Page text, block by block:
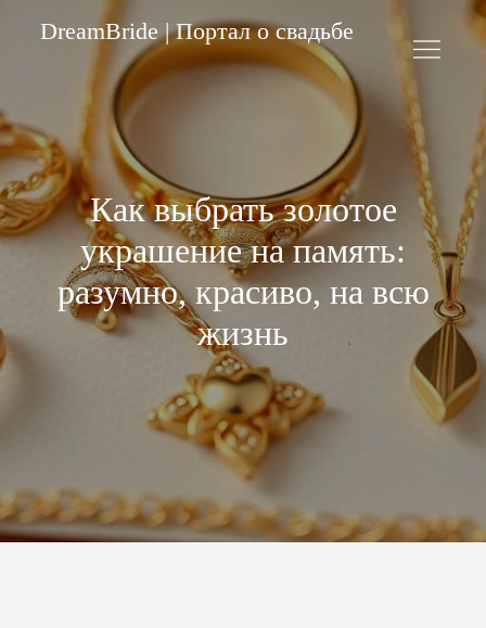
DreamBride | Портал о свадьбе
Как выбрать золотое
украшение на память:
разумно, красиво, на всю
жизнь